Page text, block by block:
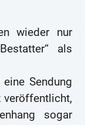
wieder nur
als
Sendung
veröffentlicht,
sogar